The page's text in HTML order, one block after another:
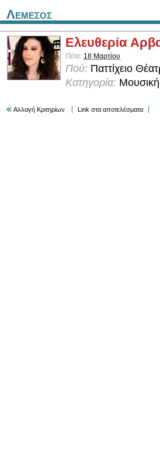
Λεμεσος
Ελευθερία
Πότε: 18 Μαρτίου
Πού: Παττίχειο
Κατηγορία: Μουσική
Αλλαγή Κριτηρίων Link στα αποτελέσματα